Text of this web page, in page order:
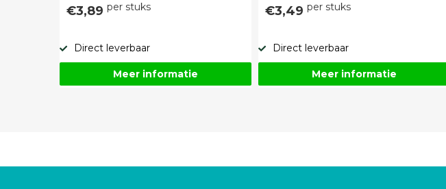
€3,89 per stuks
Direct leverbaar
Meer informatie
€3,49per stuks
Direct leverbaar
Meer informatie